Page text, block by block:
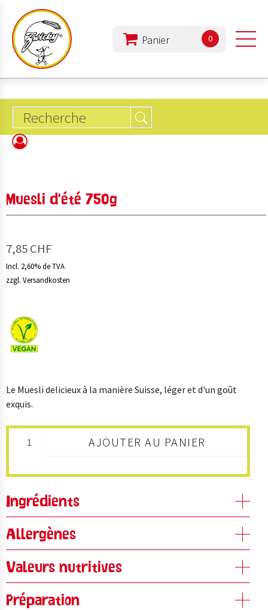
PRODUITS
L'ENTREPRISE
ALIMENTATION
B2B
SHOP
0
Muesli d'été 750g
7,85 CHF
Incl. 2,60% de TVA
zzgl. Versandkosten
Le Muesli delicieux à la manière Suisse, léger et d'un goût
exquis.
AJOUTER AU PANIER
Ingrédients
Allergènes
Valeurs nutritives
Préparation